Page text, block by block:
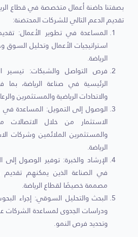
بصفتنا حاضنة أعمال متخصصة في قطاع
تقديم الدعم التالي للشركات المحتضنة:
المساعدة في تطوير الأعمال:
استراتيجيات الأعمال وتحليل
الرياضة.
فرص التواصل والشبكات: تيسير
الرئيسية في صناعة الرياضة،
والاتحادات الرياضية والمستثمرين
الوصول إلى التمويل: المساعدة
الاستثمار من خلال الاتصالات
والمستثمرين الملائمين وشركات
الرياضة.
الإرشاد والخبرة: توفير الوصول إلى
في الصناعة الذين يمكنهم
مصممة خصيصًا لقطاع الرياضة.
البحث والتحليل السوقي: إجراء
ودراسات الجدوى لمساعدة
وتحديد فرص النمو.